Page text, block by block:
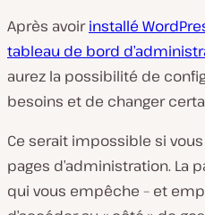
r
e
l
a
v
i
d
o
Après avoirinstallé
tableau de bord
aurez la possibilité de
besoins et de changer
Ce serait impossible si vous
pages d’administration. La
qui vous empêche – et